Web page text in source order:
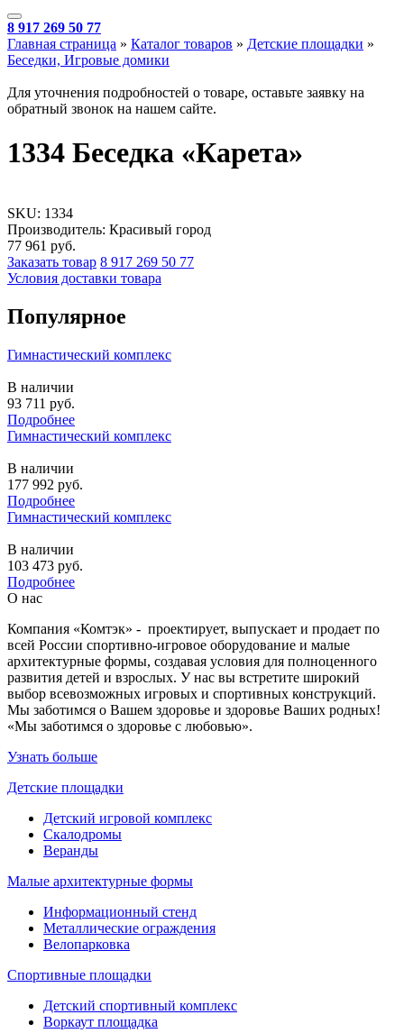
8 917 269 50 77
Главная страница » Каталог товаров » Детские площадки »
Беседки, Игровые домики
Для уточнения подробностей о товаре, оставьте заявку на
обратный звонок на нашем сайте.
1334 Беседка «Карета»
SKU: 1334
Производитель: Красивый город
77 961 руб.
Заказать товар 8 917 269 50 77
Условия доставки товара
Популярное
Гимнастический комплекс
В наличии
93 711 руб.
Подробнее
Гимнастический комплекс
В наличии
177 992 руб.
Подробнее
Гимнастический комплекс
В наличии
103 473 руб.
Подробнее
О нас
Компания «Комтэк» - проектирует, выпускает и продает по
всей России спортивно-игровое оборудование и малые
архитектурные формы, создавая условия для полноценного
развития детей и взрослых. У нас вы встретите широкий
выбор всевозможных игровых и спортивных конструкций.
Мы заботимся о Вашем здоровье и здоровье Ваших родных!
«Мы заботимся о здоровье с любовью».
Узнать больше
Детские площадки
Детский игровой комплекс
Скалодромы
Веранды
Малые архитектурные формы
Информационный стенд
Металлические ограждения
Велопарковка
Спортивные площадки
Детский спортивный комплекс
Воркаут площадка